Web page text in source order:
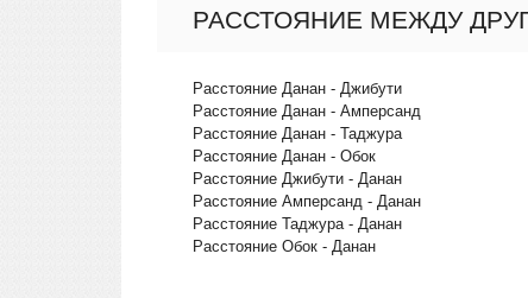
РАССТОЯНИЕ МЕЖДУ
Расстояние Данан - Джибути
Расстояние Данан - Амперсанд
Расстояние Данан - Таджура
Расстояние Данан - Обок
Расстояние Джибути - Данан
Расстояние Амперсанд - Данан
Расстояние Таджура - Данан
Расстояние Обок - Данан